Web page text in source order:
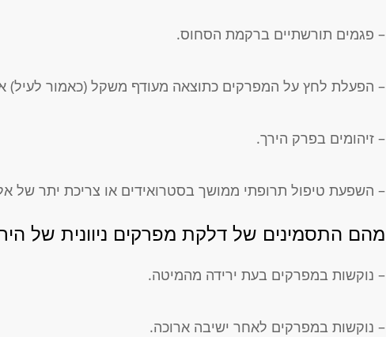
– פגמים תורשתיים ברקמת הסחוס.
– הפעלת לחץ על המפרקים כתוצאה מעודף משקל (כאמור לעיל)
– זיהומים בפרק הירך.
– השפעת טיפול תרופתי ממושך בסטרואידים או צריכת יתר של
מהם התסמינים של דלקת מפרקים ניוונית של
– נוקשות במפרקים בעת ירידה מהמיטה.
– נוקשות במפרקים לאחר ישיבה ארוכה.